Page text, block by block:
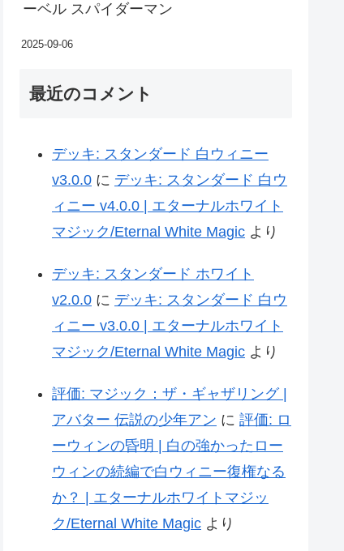
地(Plains)カードを１枚探し、それをタップ状
ーベル スパイダーマン
2025-09-06
最近のコメント
デッキ: スタンダード 白ウィニー
v3.0.0 に デッキ: スタンダード 白ウ
ィニー v4.0.0 | エターナルホワイト
マジック/Eternal White Magic より
デッキ: スタンダード ホワイト
v2.0.0 に デッキ: スタンダード 白ウ
ィニー v3.0.0 | エターナルホワイト
マジック/Eternal White Magic より
評価: マジック：ザ・ギャザリング |
アバター 伝説の少年アン に 評価: ロ
ーウィンの昏明 | 白の強かったロー
ウィンの続編で白ウィニー復権なる
か？ | エターナルホワイトマジッ
ク/Eternal White Magic より